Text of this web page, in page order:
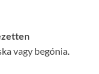
vagy begónia.